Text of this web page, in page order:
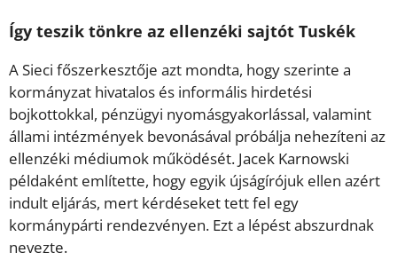
Így teszik tönkre az ellenzéki sajtót Tuskék
A Sieci főszerkesztője azt mondta, hogy szerinte a
kormányzat hivatalos és informális hirdetési
bojkottokkal, pénzügyi nyomásgyakorlással, valamint
állami intézmények bevonásával próbálja nehezíteni az
ellenzéki médiumok működését. Jacek Karnowski
példaként említette, hogy egyik újságírójuk ellen azért
indult eljárás, mert kérdéseket tett fel egy
kormánypárti rendezvényen. Ezt a lépést abszurdnak
nevezte.